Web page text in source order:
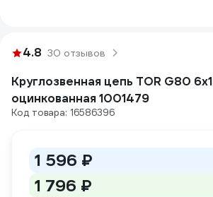
4.8 30 отзывов
Круглозвенная цепь TOR G80
оцинкованная 1001479
Код товара: 16586396
1 596 ₽
1 796 ₽